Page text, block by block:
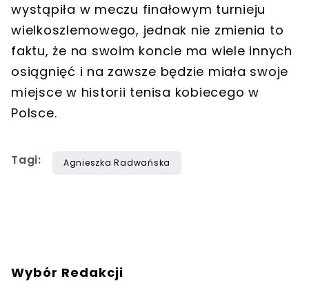
wystąpiła w meczu finałowym turnieju
wielkoszlemowego, jednak nie zmienia to
faktu, że na swoim koncie ma wiele innych
osiągnięć i na zawsze będzie miała swoje
miejsce w historii tenisa kobiecego w
Polsce.
Tagi: Agnieszka Radwańska
Wybór Redakcji